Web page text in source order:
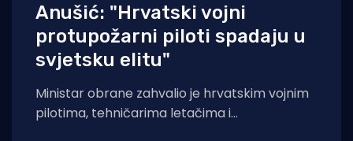
Anušić: "Hrvatski vojni
protupožarni piloti spadaju u
svjetsku elitu"
Ministar obrane zahvalio je hrvatskim vojnim
pilotima, tehničarima letačima i